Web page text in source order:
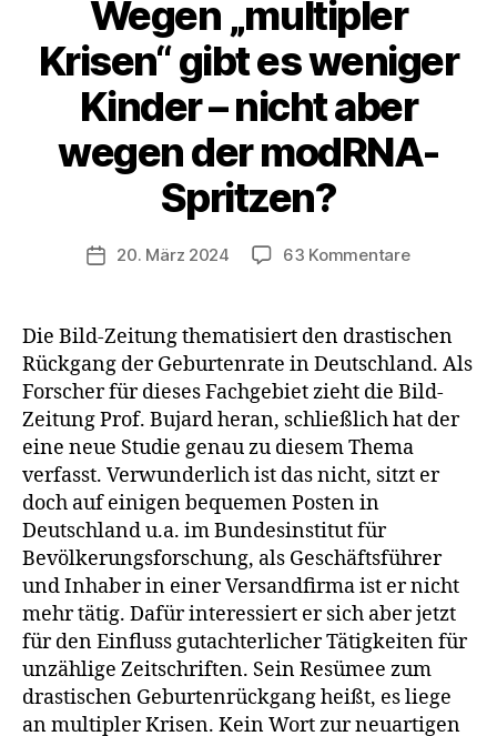
Wegen „multipler
Krisen“ gibt es weniger
Kinder – nicht aber
wegen der modRNA-
Spritzen?
Veröffentlichungsdatum
20. März 2024 63 Kommentarezu
Krisen“
gibt
es
weniger
Kinder
–
nicht
modRNA-
Spritzen?
Die Bild-Zeitung thematisiert den drastischen
Rückgang der Geburtenrate in Deutschland. Als
Forscher für dieses Fachgebiet zieht die Bild-
Zeitung Prof. Bujard heran, schließlich hat der
eine neue Studie genau zu diesem Thema
verfasst. Verwunderlich ist das nicht, sitzt er
doch auf einigen bequemen Posten in
Deutschland u.a. im Bundesinstitut für
Bevölkerungsforschung, als Geschäftsführer
und Inhaber in einer Versandfirma ist er nicht
mehr tätig. Dafür interessiert er sich aber jetzt
für den Einfluss gutachterlicher Tätigkeiten für
unzählige Zeitschriften. Sein Resümee zum
drastischen Geburtenrückgang heißt, es liege
an multipler Krisen. Kein Wort zur neuartigen